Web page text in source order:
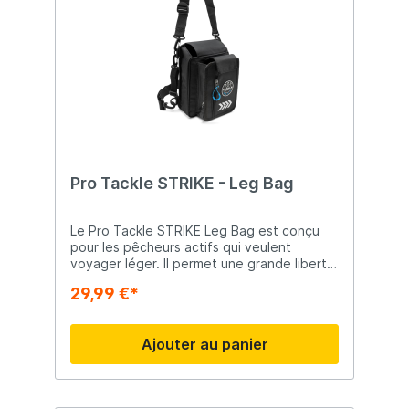
Pro Tackle STRIKE - Leg Bag
Le Pro Tackle STRIKE Leg Bag est conçu
pour les pêcheurs actifs qui veulent
voyager léger. Il permet une grande liberté
portée de main. Avec sa sangle d'épaule
taille et à la cuisse, il s’adapte
parfaitement. Toutes les sangles sont
amovibles, transformant le sac en sac
bandoulière. Le compartiment principal
29,99 €*
Ajouter au panier